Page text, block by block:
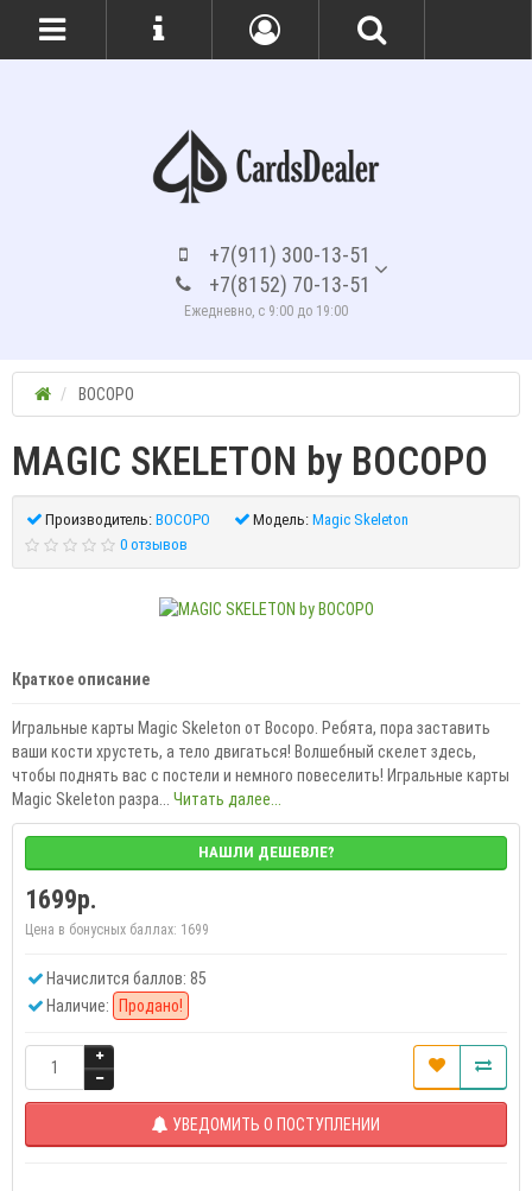
+7(911) 300-13-51
+7(8152) 70-13-51
Ежедневно, с 9:00 до 19:00
BOCOPO
MAGIC SKELETON by BOCOPO
Производитель: BOCOPO Модель: Magic Skeleton
0 отзывов
Краткое описание
Игральные карты Magic Skeleton от Bocopo. Ребята, пора заставить
ваши кости хрустеть, а тело двигаться! Волшебный скелет здесь,
чтобы поднять вас с постели и немного повеселить! Игральные карты
Magic Skeleton разра... Читать далее...
НАШЛИ ДЕШЕВЛЕ?
1699р.
Цена в бонусных баллах: 1699
Начислится баллов: 85
Наличие:
Продано!
УВЕДОМИТЬ О ПОСТУПЛЕНИИ